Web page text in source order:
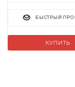
КУПИТЬ
БЫСТРЫЙ